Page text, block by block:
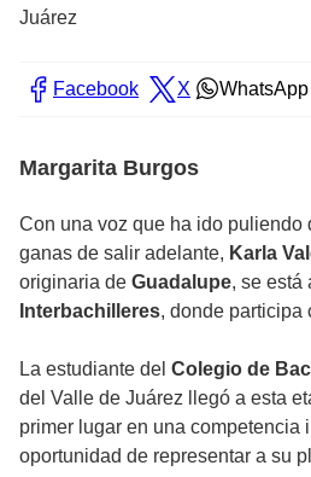
Juárez
Facebook X WhatsApp
Margarita Burgos
Con una voz que ha ido puliendo
ganas de salir adelante, Karla
originaria de Guadalupe, se está
Interbachilleres, donde participa
La estudiante del Colegio de
del Valle de Juárez llegó a esta
primer lugar en una competencia
oportunidad de representar a su